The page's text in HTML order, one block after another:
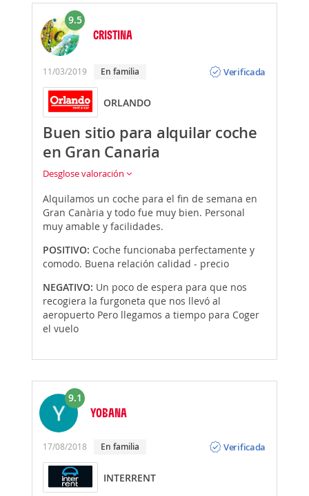
9.5
CRISTINA
11/03/2019 En familia
Verificada
ORLANDO
Buen sitio para alquilar coche
en Gran Canaria
Desglose valoración
Alquilamos un coche para el fin de semana en
Gran Canària y todo fue muy bien. Personal
muy amable y facilidades.
POSITIVO: Coche funcionaba perfectamente y
comodo. Buena relación calidad - precio
NEGATIVO: Un poco de espera para que nos
recogiera la furgoneta que nos llevó al
aeropuerto Pero llegamos a tiempo para Coger
el vuelo
9.1
YOBANA
17/08/2018 En familia
Verificada
INTERRENT